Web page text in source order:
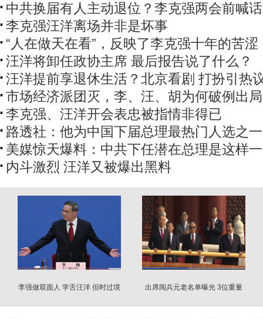
中共换届有人主动退位？李克强两会前喊
李克强汪洋离场并非是坏事
“人在做天在看”，反映了李克强十年的苦涩
汪洋将卸任政协主席 最后报告说了什么？
汪洋提前享退休生活？北京看剧 打扮引热
市场经济派团灭，李、汪、胡为何破例出
李克强、汪洋开会表忠被指情非得已
路透社：他为中国下届总理最热门人选之一
美媒惊天爆料：中共下任潜在总理是这样
内斗激烈 汪洋又被爆出黑料
李强做双面人 学舌汪洋 但时过境
出席阅兵元老名单曝光 3位重量